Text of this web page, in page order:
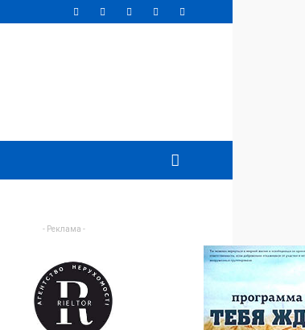
- Реклама -